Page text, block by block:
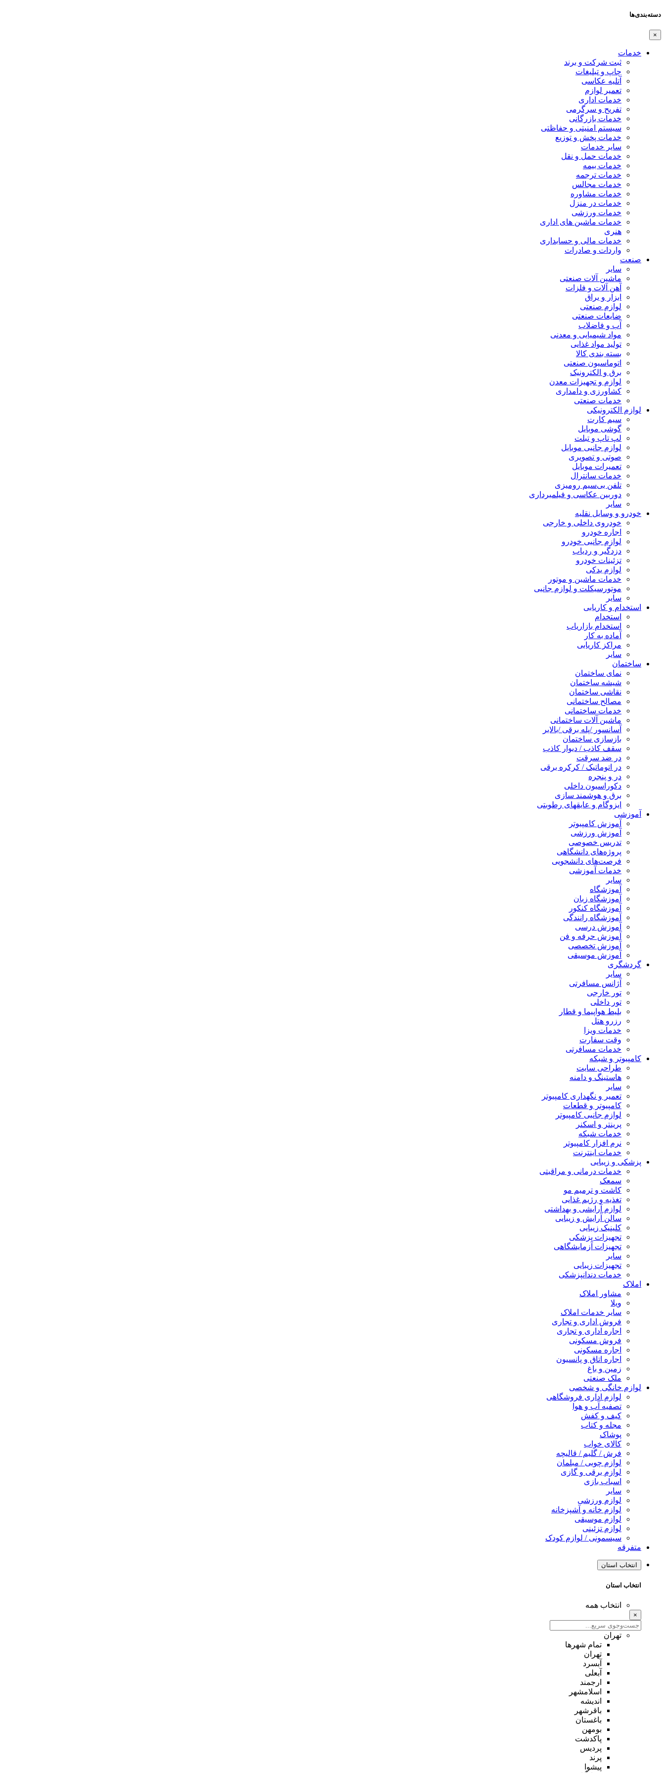
دسته‌بندی‌ها
×
خدمات
ثبت شرکت و برند
چاپ و تبلیغات
آتلیه عکاسی
تعمیر لوازم
خدمات اداری
تفریح و سرگرمی
خدمات بازرگانی
سیستم امنیتی و حفاظتی
خدمات پخش و توزیع
سایر خدمات
خدمات حمل و نقل
خدمات بیمه
خدمات ترجمه
خدمات مجالس
خدمات مشاوره
خدمات در منزل
خدمات ورزشی
خدمات ماشین های اداری
هنری
خدمات مالی و حسابداری
واردات و صادرات
صنعت
سایر
ماشین آلات صنعتی
آهن آلات و فلزات
ابزار و یراق
لوازم صنعتی
ضایعات صنعتی
آب و فاضلاب
مواد شیمیایی و معدنی
تولید مواد غذایی
بسته بندی کالا
اتوماسیون صنعتی
برق و الکترونیک
لوازم و تجهیزات معدن
کشاورزی و دامداری
خدمات صنعتی
لوازم الکترونیکی
سیم کارت
گوشی موبایل
لپ تاپ و تبلت
لوازم جانبی موبایل
صوتی و تصویری
تعمیرات موبایل
خدمات سانترال
تلفن بی‌سیم رومیزی
دوربین عکاسی و فیلمبرداری
سایر
خودرو و وسایل نقلیه
خودروی داخلی و خارجی
اجاره خودرو
لوازم جانبی خودرو
دزدگیر و ردیاب
تزئینات خودرو
لوازم یدکی
خدمات ماشین و موتور
موتورسیکلت و لوازم جانبی
سایر
استخدام و کاریابی
استخدام
استخدام بازاریاب
آماده به کار
مراکز کاریابی
سایر
ساختمان
نمای ساختمان
شیشه ساختمان
نقاشی ساختمان
مصالح ساختمانی
خدمات ساختمانی
ماشین آلات ساختمانی
آسانسور /پله برقی /بالابر
بازسازی ساختمان
سقف کاذب / دیوار کاذب
در ضد سرقت
در اتوماتیک / کرکره برقی
در و پنجره
دکوراسیون داخلی
برق و هوشمند سازی
ایزوگام و عایقهای رطوبتی
آموزشی
آموزش کامپیوتر
آموزش ورزشی
تدریس خصوصی
پروژه‌های دانشگاهی
فرصت‌های دانشجویی
خدمات آموزشی
سایر
آموزشگاه
آموزشگاه زبان
آموزشگاه کنکور
آموزشگاه رانندگی
آموزش درسی
آموزش حرفه و فن
آموزش تخصصی
آموزش موسیقی
گردشگری
سایر
آژانس مسافرتی
تور خارجی
تور داخلی
بلیط هواپیما و قطار
رزرو هتل
خدمات ویزا
وقت سفارت
خدمات مسافرتی
کامپیوتر و شبکه
طراحی سایت
هاستینگ و دامنه
سایر
تعمیر و نگهداری کامپیوتر
کامپیوتر و قطعات
لوازم جانبی کامپیوتر
پرینتر و اسکنر
خدمات شبکه
نرم افزار کامپیوتر
خدمات اینترنت
پزشکی و زیبایی
خدمات درمانی و مراقبتی
سمعک
کاشت و ترمیم مو
تغذیه و رژیم غذایی
لوازم آرایشی و بهداشتی
سالن آرایش و زیبایی
کلینیک زیبایی
تجهیزات پزشکی
تجهیزات آزمایشگاهی
سایر
تجهیزات زیبایی
خدمات دندانپزشکی
املاک
مشاور املاک
ویلا
سایر خدمات املاک
فروش اداری و تجاری
اجاره اداری و تجاری
فروش مسکونی
اجاره مسکونی
اجاره اتاق و پانسیون
زمین و باغ
ملک صنعتی
لوازم خانگی و شخصی
لوازم اداری فروشگاهی
تصفیه آب و هوا
کیف و کفش
مجله و کتاب
پوشاک
کالای خواب
فرش / گلیم / قالیچه
لوازم چوبی / مبلمان
لوازم برقی و گازی
اسباب بازی
سایر
لوازم ورزشی
لوازم خانه و آشپزخانه
لوازم موسیقی
لوازم تزئینی
سیسمونی / لوازم کودک
متفرقه
انتخاب استان
انتخاب استان
انتخاب همه
×
تهران
تمام شهر‌ها
تهران
آبسرد
آبعلی
ارجمند
اسلامشهر
اندیشه
باقرشهر
باغستان
بومهن
پاکدشت
پردیس
پرند
پیشوا